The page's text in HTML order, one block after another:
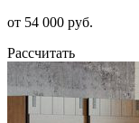
от 54 000 руб.
Рассчитать